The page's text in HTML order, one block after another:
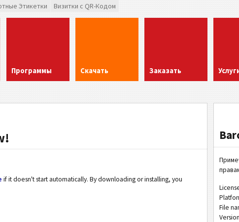
Этикетки Визитки с QR-Кодом
Программы Скачать Заказать
if it doesn't start automatically. By downloading or installing, you
File